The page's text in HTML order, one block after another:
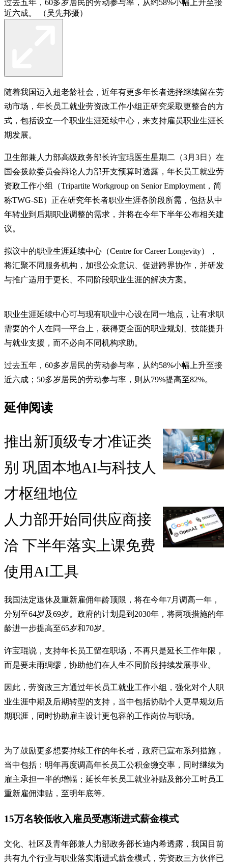
过去五年，60多岁居民的劳动参与率，从约58%小幅上升至接
近六成。 （吴先邦摄）
随着我国迈入超老龄社会，近年有更多年长者选择继续留在劳
动市场，年长员工就业劳资政工作小组正研究采取更整合的方
式，包括设立一个职业生涯延续中心，来支持雇员职业生涯长
期发展。
卫生部兼人力部高级政务部长许宝琨医生星期二（3月3日）在
国会拨款委员会辩论人力部开支预算时透露，年长员工就业劳
资政工作小组（Tripartite Workgroup on Senior Employment，简
称TWG-SE）正在研究年长者职业生涯各阶段所需，包括从中
年转业到后期职业调整的需求，并将在今年下半年公布相关建
议。
拟议中的职业生涯延续中心（Centre for Career Longevity），
将汇聚不同服务机构，加强公众意识、促进跨界协作，并研发
与推广适用于更长、不同阶段职业生涯的解决方案。
职业生涯延续中心可与现有职业中心设在同一地点，让有求职
需要的个人在同一平台上，获得更全面的职业规划、技能提升
与就业支援，而不必向不同机构求助。
过去五年，60多岁居民的劳动参与率，从约58%小幅上升至接
近六成；50多岁居民的劳动参与率，则从79%提高至82%。
延伸阅读
推出新顶级专才准证类
别 巩固本地AI与科技人
才枢纽地位
人力部开始同供应商接
洽 下半年落实上课免费
使用AI工具
我国法定退休及重新雇佣年龄顶限，将在今年7月调高一年，
分别至64岁及69岁。政府的计划是到2030年，将两项措施的年
龄进一步提高至65岁和70岁。
许宝琨说，支持年长员工留在职场，不再只是延长工作年限，
而是要未雨绸缪，协助他们在人生不同阶段持续发展事业。
因此，劳资政三方通过年长员工就业工作小组，强化对个人职
业生涯中期及后期转型的支持，当中包括协助个人更早规划后
期职涯，同时协助雇主设计更包容的工作岗位与职场。
为了鼓励更多想要持续工作的年长者，政府已宣布系列措施，
当中包括：明年再度调高年长员工公积金缴交率，同时继续为
雇主承担一半的增幅；延长年长员工就业补贴及部分工时员工
重新雇佣津贴，至明年底等。
15万名较低收入雇员受惠渐进式薪金模式
文化、社区及青年部兼人力部政务部长迪内希透露，我国目前
共有九个行业与职业落实渐进式薪金模式，劳资政三方伙伴已